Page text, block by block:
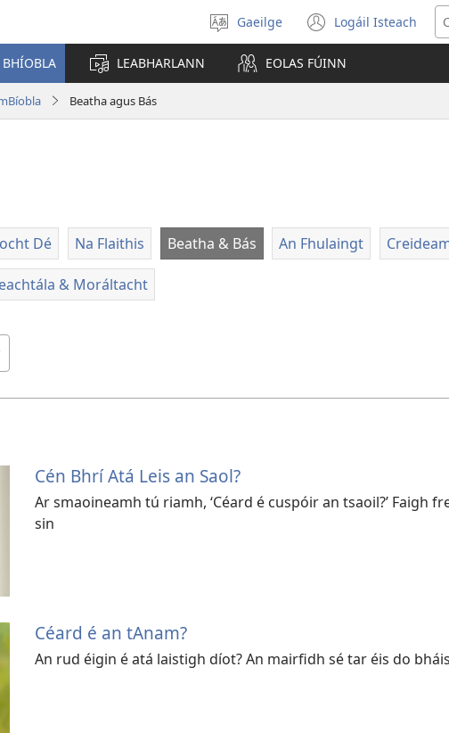
Roghnaigh
teanga
Gaeilge Logáil Isteach
(opens
new
BHÍOBLA
LEABHARLANN EOLAS FÚINN
Beatha agus Bás
Dé Na Flaithis Beatha & Bás An Fhulaingt
& Moráltacht
Cén Bhrí Atá Leis an Saol?
Ar smaoineamh tú riamh, ‘Céard é cuspóir an tsaoil?’ Faigh
sin
Céard é an tAnam?
An rud éigin é atá laistigh díot? An mairfidh sé tar éis do